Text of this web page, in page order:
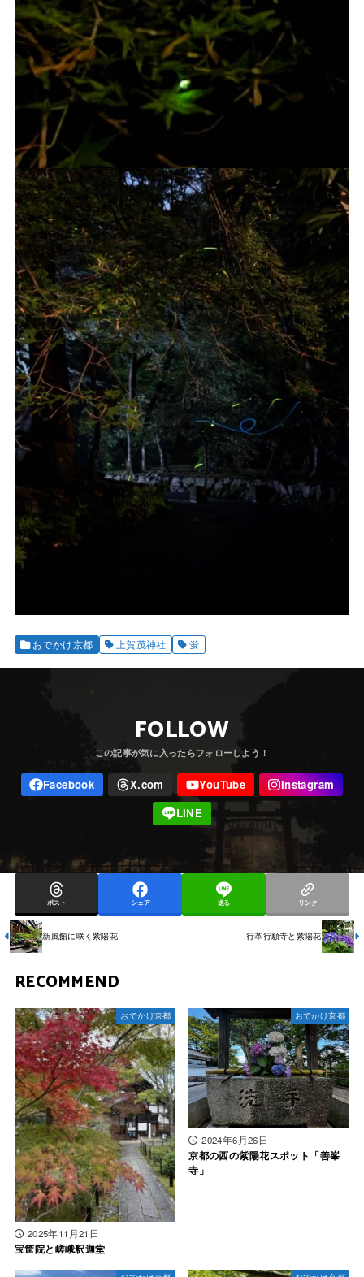
おでかけ京都 上賀茂神社 蛍
FOLLOW
ポスト シェア 送る リンク
新風館に咲く紫陽花 行革行願寺と紫陽花
RECOMMEND
おでかけ京都
2025年11月21日
宝筐院と嵯峨釈迦堂
おでかけ京都
2024年6月26日
京都の西の紫陽花スポット「善峯
寺」